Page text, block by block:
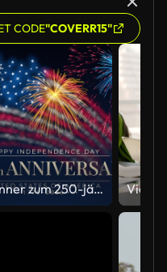
CODE"COVERR15"
Banner zum 250-jährigen Jubiläum der USA. 250 Jahre Unabhängigkeit. 4. Juli 2026, US-Unabhängigkeitstag, Video-Grußkarte. US-Flaggen-Feuerwerk auf blauem Himmelshintergrund. Vierter Juli. 4K nahtlose Schleife